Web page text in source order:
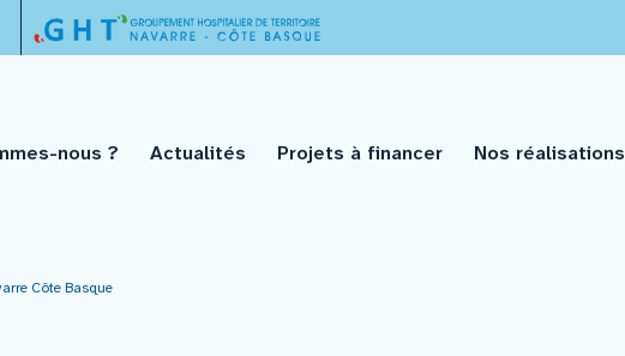
nous ? Actualités Projets à financer Nos réalisations
Côte Basque